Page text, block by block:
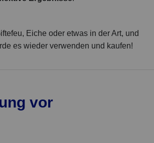
, Eiche oder etwas in der Art, und
es wieder verwenden und kaufen!
vor